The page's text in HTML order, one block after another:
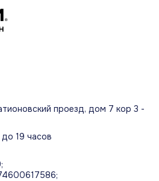
проезд, дом 7 кор 3 -
19 часов